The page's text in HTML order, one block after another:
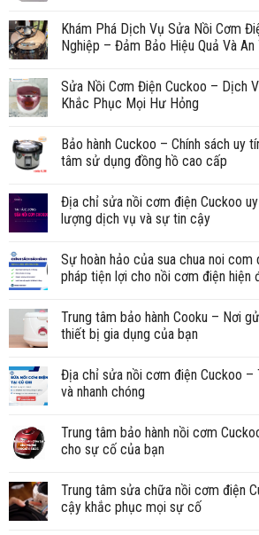
Khám Phá Dịch Vụ Sửa Nồi Cơm
Nghiệp – Đảm Bảo Hiệu Quả Và An
Sửa Nồi Cơm Điện Cuckoo – Dịch
Khắc Phục Mọi Hư Hỏng
Bảo hành Cuckoo – Chính sách uy
tâm sử dụng đồng hồ cao cấp
Địa chỉ sửa nồi cơm điện Cuckoo
lượng dịch vụ và sự tin cậy
Sự hoàn hảo của sua chua noi
pháp tiện lợi cho nồi cơm điện hiện
Trung tâm bảo hành Cooku – Nơi
thiết bị gia dụng của bạn
Địa chỉ sửa nồi cơm điện Cuckoo –
và nhanh chóng
Trung tâm bảo hành nồi cơm
cho sự cố của bạn
Trung tâm sửa chữa nồi cơm điện
cậy khắc phục mọi sự cố